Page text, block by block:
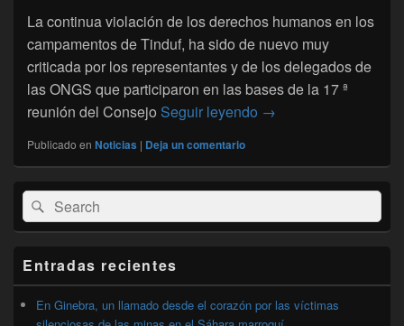
La continua violación de los derechos humanos en los
campamentos de Tinduf, ha sido de nuevo muy
criticada por los representantes y de los delegados de
las ONGS que participaron en las bases de la 17 ª
reunión del Consejo Seguir leyendo Las violaciónes de
→
Publicado en Noticias | Deja un comentario
El
área
de
widget
lateral
primaria
Buscar
por:
Buscar
Entradas recientes
En Ginebra, un llamado desde el corazón por las víctimas